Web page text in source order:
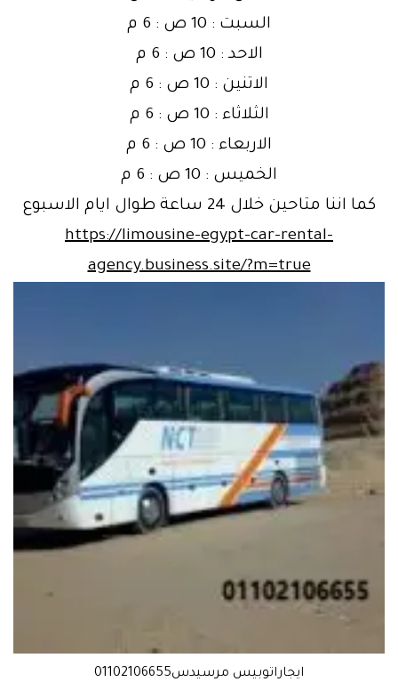
السبت : 10 ص : 6 م
الاحد : 10 ص : 6 م
الاتنين : 10 ص : 6 م
الثلاثاء : 10 ص : 6 م
الاربعاء : 10 ص : 6 م
الخميس : 10 ص : 6 م
كما اننا متاحين خلال 24 ساعة طوال ايام الاسبوع
https://limousine-egypt-car-rental-
agency.business.site/?m=true
ايجاراتوبيس مرسيدس01102106655